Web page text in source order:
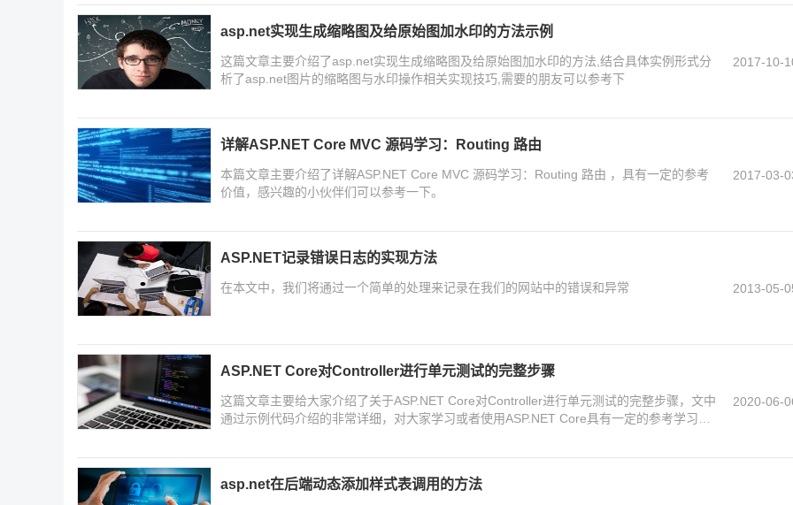
asp.net实现生成缩略图及给原始图加水印的方法示例
这篇文章主要介绍了asp.net实现生成缩略图及给原始图加水印的方法,结合具体实例形式分
析了asp.net图片的缩略图与水印操作相关实现技巧,需要的朋友可以参考下
2017-10-
详解ASP.NET Core MVC 源码学习：Routing 路由
本篇文章主要介绍了详解ASP.NET Core MVC 源码学习：Routing 路由 ，具有一定的参考
价值，感兴趣的小伙伴们可以参考一下。
2017-03-
ASP.NET记录错误日志的实现方法
在本文中，我们将通过一个简单的处理来记录在我们的网站中的错误和异常 2013-05-
ASP.NET Core对Controller进行单元测试的完整步骤
这篇文章主要给大家介绍了关于ASP.NET Core对Controller进行单元测试的完整步骤，文中
通过示例代码介绍的非常详细，对大家学习或者使用ASP.NET Core具有一定的参考学习价
2020-06-
asp.net在后端动态添加样式表调用的方法